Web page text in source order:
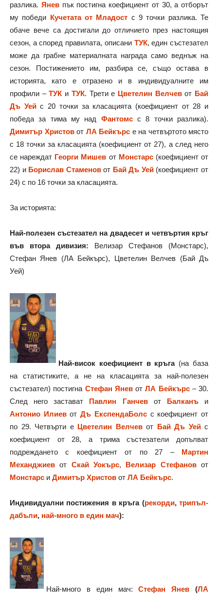
разлика. Яневпък постигна коефициент от 30, а отборът
му победи Кучетата от Младост с 9 точки разлика.Те
обаче вече са достигали до отличието през настоящия
сезон, а според правилата, описани ТУК, един състезател
може да грабне материалната награда само веднъж на
сезон. Постижението им, разбира се, също остава в
историята, като е отразено и в индивидуалните им
профили –ТУК и ТУК. Трети е Цветелин Велчевот Бай
Дъ Уейс 20 точки за класацията (коефициент от 28 и
победа за тима му над Фантомсс 8 точки разлика).
Димитър Христовот ЛА Бейкърс е на четвъртото място
с 18 точки за класацията (коефициент от 27), а след него
се нареждат Георги Мишев от Монстарс(коефициент от
22) и Борислав Стаменовот Бай Дъ Уей(коефициент от
24) с по 16 точки за класацията.
За историята:
Най-полезен състезател на двадесет и четвъртия кръг
във втора дивизия: Велизар Стефанов (Монстарс),
Стефан Янев (ЛА Бейкърс), Цветелин Велчев (Бай Дъ
Уей)
Най-висок коефициент в кръга(на база
на статистиките, а не на класацията за най-полезен
състезател) постигна Стефан ЯневотЛА Бейкърс– 30.
След него застават Павлин Ганчевот Балканъи
Антонио ИлиевотДъ ЕкспендаБолсс коефициент от
по 29. Четвърти е Цветелин Велчевот Бай Дъ Уейс
коефициент от 28, а трима състезатели допълват
подреждането с коефициент от по 27 – Мартин
Механджиев от Скай Уокърс, Велизар Стефановот
Монстарс и Димитър Христов от ЛА Бейкърс.
Индивидуални постижения в кръга (рекорди,трипъл-
дабъли, най-много в един мач):
Най-много в един мач:Стефан Янев (ЛА